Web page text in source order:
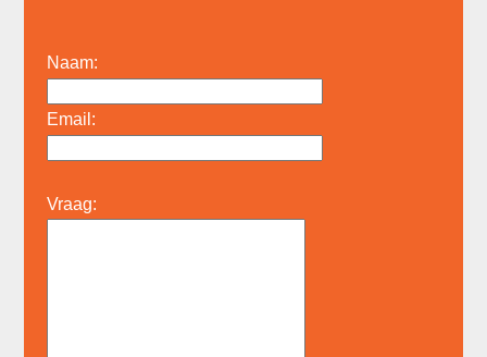
Naam:
Email:
Vraag: